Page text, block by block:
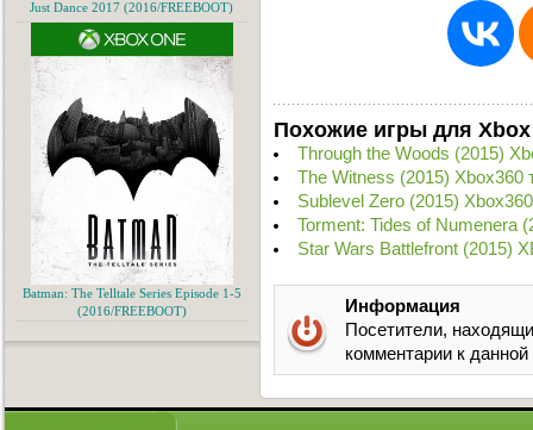
Похожие игры для Xbox
Through the Woods (2015)
The Witness (2015) Xbox360
Sublevel Zero (2015)
Torment: Tides of Numenera
Star Wars Battlefront (2015)
Информация
Посетители,
комментарии к
Just Dance 2017 (2016/FREEBOOT)
Batman: The Telltale Series Episode 1-5
(2016/FREEBOOT)